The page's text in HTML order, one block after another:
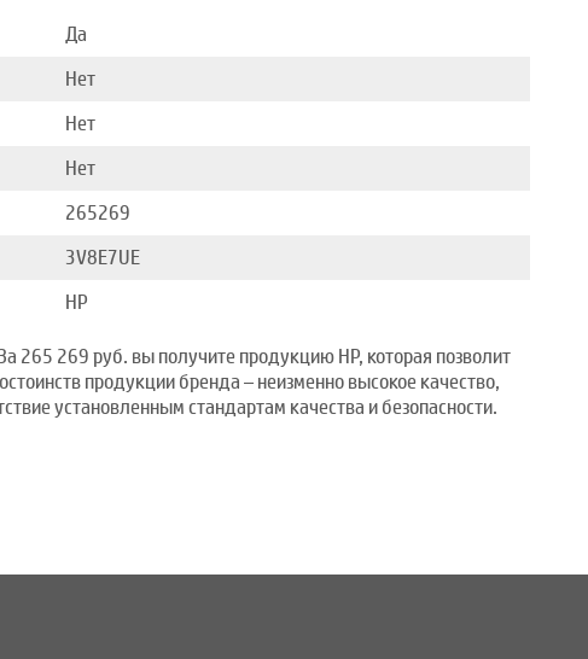
Да
Нет
Нет
Нет
265269
3V8E7UE
HP
265 269 руб. вы получите продукцию HP, которая позволит
продукции бренда – неизменно высокое качество,
установленным стандартам качества и безопасности.